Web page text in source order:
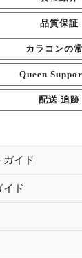
品質保証
カラコンの
Queen
配送 追跡
イド
ド